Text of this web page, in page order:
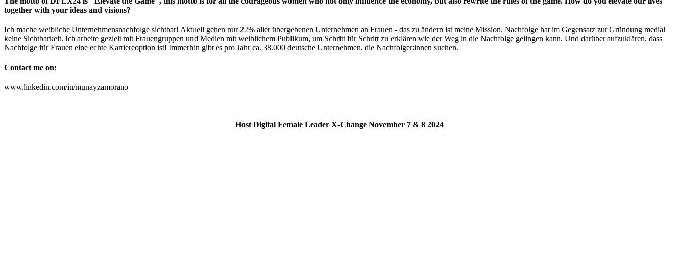
together with your ideas and visions?
Ich mache weibliche Unternehmensnachfolge sichtbar! Aktuell gehen nur 22% aller übergebenen Unternehmen an Frauen - das zu ändern ist meine Mission. Nachfolge hat im Gegensatz zur Gründung medial
keine Sichtbarkeit. Ich arbeite gezielt mit Frauengruppen und Medien mit weiblichem Publikum, um Schritt für Schritt zu erklären wie der Weg in die Nachfolge gelingen kann. Und darüber aufzuklären, dass
Nachfolge für Frauen eine echte Karriereoption ist! Immerhin gibt es pro Jahr ca. 38.000 deutsche Unternehmen, die Nachfolger:innen suchen.
Contact me on:
www.linkedin.com/in/munayzamorano
Host Digital Female Leader X-Change November 7 & 8 2024